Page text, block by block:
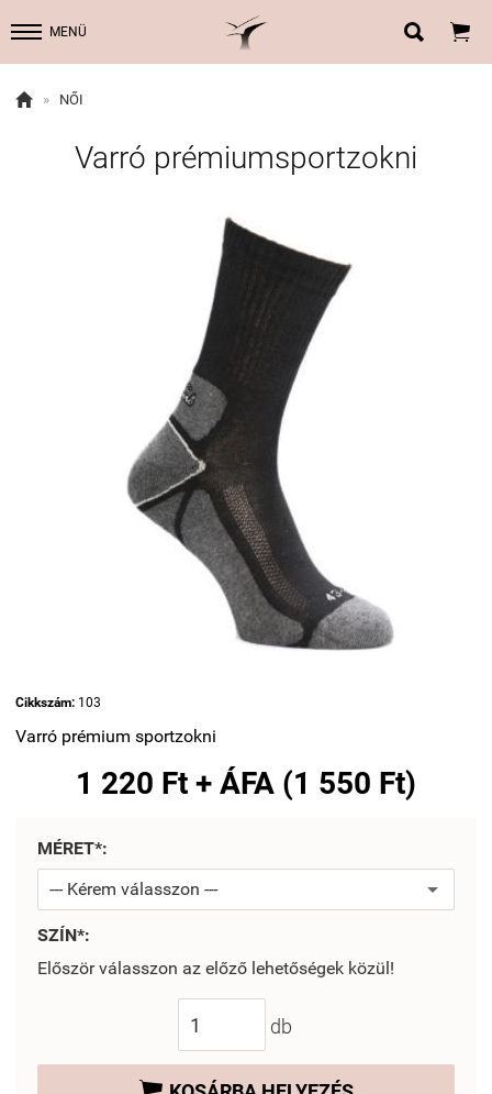
MENÜ  
 » NŐI
Varró prémiumsportzokni
Cikkszám: 103
Varró prémium sportzokni
1 220 Ft + ÁFA (1 550 Ft)
MÉRET*:
SZÍN*:
Először válasszon az előző lehetőségek közül!
db